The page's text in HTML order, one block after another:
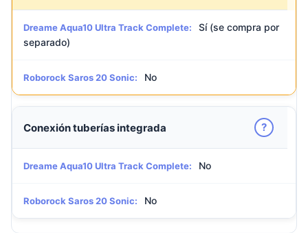
Dreame Aqua10 Ultra Track Complete:
Sí (se compra por
separado)
Roborock Saros 20 Sonic: No
Conexión tuberías integrada ?
Dreame Aqua10 Ultra Track Complete: No
Roborock Saros 20 Sonic: No